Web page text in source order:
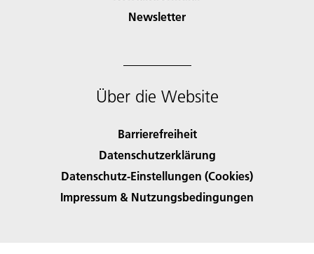
Newsletter
Über die Website
Barrierefreiheit
Datenschutzerklärung
Datenschutz-Einstellungen (Cookies)
Impressum & Nutzungsbedingungen